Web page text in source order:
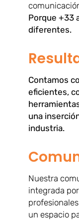
Porque +33
diferentes.
Contamos
eficientes,
una
industria.
Nuestra
integrada
un espacio